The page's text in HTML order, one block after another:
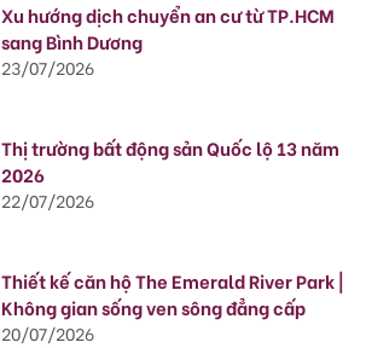
Xu hướng dịch chuyển an cư từ TP.HCM
sang Bình Dương
23/07/2026
Thị trường bất động sản Quốc lộ 13 năm
2026
22/07/2026
Thiết kế căn hộ The Emerald River Park |
Không gian sống ven sông đẳng cấp
20/07/2026